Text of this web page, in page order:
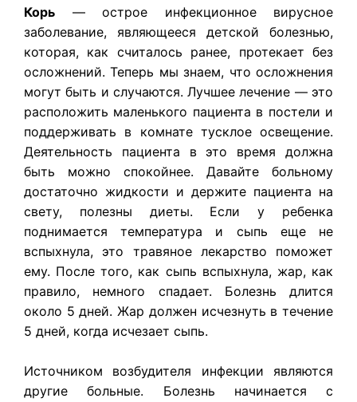
Корь — острое инфекционное вирусное
заболевание, являющееся детской болезнью,
которая, как считалось ранее, протекает без
осложнений. Теперь мы знаем, что осложнения
могут быть и случаются. Лучшее лечение — это
расположить маленького пациента в постели и
поддерживать в комнате тусклое освещение.
Деятельность пациента в это время должна
быть можно спокойнее. Давайте больному
достаточно жидкости и держите пациента на
свету, полезны диеты. Если у ребенка
поднимается температура и сыпь еще не
вспыхнула, это травяное лекарство поможет
ему. После того, как сыпь вспыхнула, жар, как
правило, немного спадает. Болезнь длится
около 5 дней. Жар должен исчезнуть в течение
5 дней, когда исчезает сыпь.
Источником возбудителя инфекции
являются
другие
больные. Болезнь начинается с